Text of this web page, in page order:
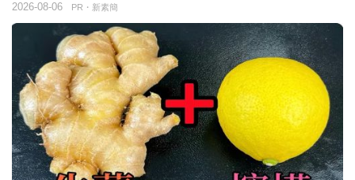
PR・新素簡
2026-08-06